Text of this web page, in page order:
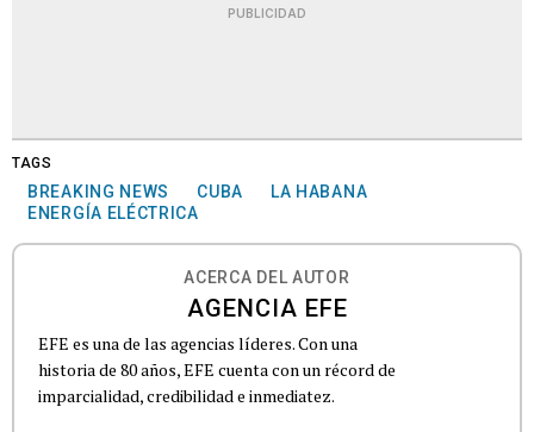
PUBLICIDAD
TAGS
BREAKING NEWS CUBA
LA HABANA
ENERGÍA ELÉCTRICA
ACERCA DEL AUTOR
AGENCIA EFE
EFE es una de las agencias líderes. Con una
historia de 80 años, EFE cuenta con un récord de
imparcialidad, credibilidad e inmediatez.